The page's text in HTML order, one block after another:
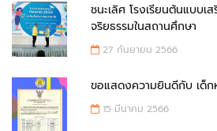
ชนะเลิศ โรงเรียนต้นแบบเ
จริยธรรมในสถานศึกษา
27 กันยายน 2566
ขอแสดงความยินดีกับ เด็
15 มีนาคม 2566